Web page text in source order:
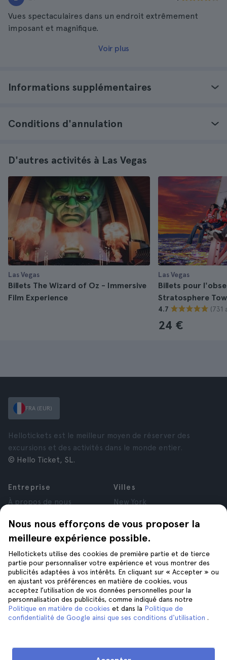
Vues spectaculaires dans un endroit extrêmement
imposant et magnifique.
Voir plus
Informations supplémentaires
Conditions d'annulation
D'autres activités à Las Vegas
Las Vegas
Billets The Wizard of Oz - Immersive
Film Experience
Las Vegas
Billets pour
Stratosphere
4.7 (731
24 €
Nous nous efforçons de vous proposer la
meilleure expérience possible.
Hellotickets utilise des cookies de première partie et de tierce
partie pour personnaliser votre expérience et vous montrer des
publicités adaptées à vos intérêts. En cliquant sur « Accepter » ou
en ajustant vos préférences en matière de cookies, vous
acceptez l’utilisation de vos données personnelles pour la
personnalisation des publicités, comme indiqué dans notre
Politique en matière de cookies et dans la Politique de
confidentialité de Google ainsi que ses conditions d'utilisation .
FRA (EUR)
Hellotickets est le meilleur moyen de réserver des
excursions et des activités dans le monde entier.
© Hello Ticket, SL.
Entreprise
À propos de nous
Affiliés
Avis
Confidentialité
Conditions générales
Mentions Légales
Cookies
Villes
New York
Paris
Londres
Grenade
Cracovie
Tenerife
Aide
Suivez-nous sur